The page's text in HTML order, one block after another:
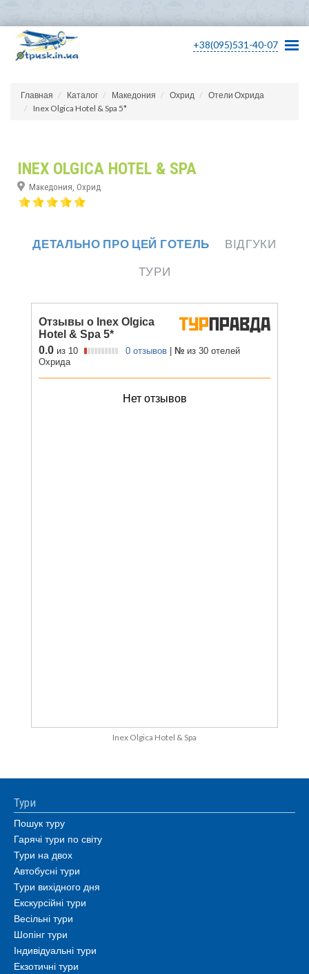
+38(095)531-40-07
Главная Каталог Македония Охрид
Отели Охрида
Inex Olgica Hotel & Spa 5*
INEX OLGICA HOTEL & SPA
Македония, Охрид
ДЕТАЛЬНО ПРО ЦЕЙ ГОТЕЛЬ
ВІДГУКИ
ТУРИ
Inex Olgica Hotel & Spa
Тури
Пошук туру
Гарячі тури по світу
Тури на двох
Автобусні тури
Тури вихідного дня
Екскурсійні тури
Весільні тури
Шопінг тури
Індивідуальні тури
Екзотичні тури